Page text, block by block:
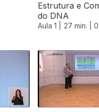
Estrutura e
do DNA
Aula 1 | 27 min. |